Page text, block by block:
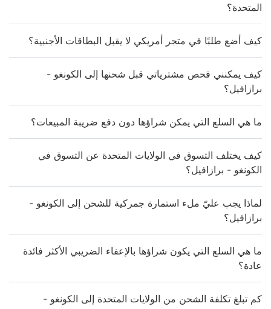
المتحدة؟
كيف أضع طلبًا في متجر أمريكي لا يقبل البطاقات الأجنبية؟
كيف يمكنني فحص مشترياتي قبل شحنها إلى الكونغو -
برازافيل؟
ما هي السلع التي يمكن شراؤها دون دفع ضريبة المبيعات؟
كيف يختلف التسوق في الولايات المتحدة عن التسوق في
الكونغو - برازافيل؟
لماذا يجب عليّ ملء استمارة جمركية للشحن إلى الكونغو -
برازافيل؟
ما هي السلع التي يكون شراؤها بالإعفاء الضريبي الأكثر فائدة
عادة؟
كم تبلغ تكلفة الشحن من الولايات المتحدة إلى الكونغو -